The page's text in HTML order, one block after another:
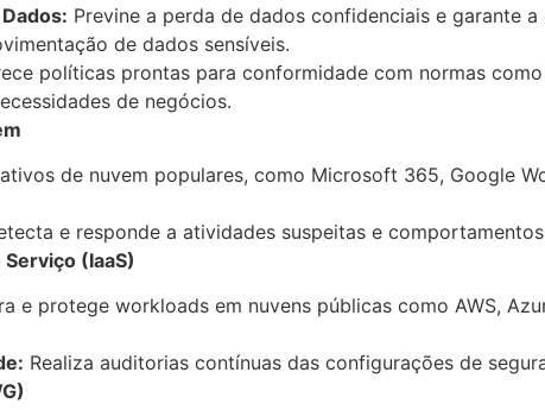
Previne a perda de dados confidenciais e garante
de dados sensíveis.
políticas prontas para conformidade com normas
de negócios.
de nuvem populares, como Microsoft 365, Google
e responde a atividades suspeitas e
(IaaS)
e protege workloads em nuvens públicas como AWS,
Realiza auditorias contínuas das configurações de